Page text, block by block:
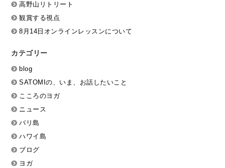
高野山リトリート
観賞する視点
8月14日オンラインレッスンについて
カテゴリー
blog
SATOMIの、いま、お話したいこと
こころのヨガ
ニュース
バリ島
ハワイ島
ブログ
ヨガ